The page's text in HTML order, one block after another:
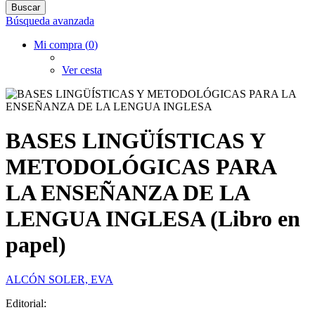
Búsqueda avanzada
Mi compra (0)
Ver cesta
BASES LINGÜÍSTICAS Y
METODOLÓGICAS PARA
LA ENSEÑANZA DE LA
LENGUA INGLESA (Libro en
papel)
ALCÓN SOLER, EVA
Editorial: